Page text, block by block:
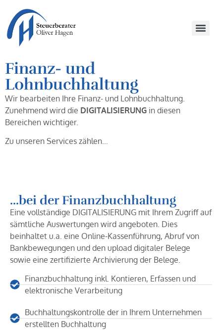
Finanz- und
Lohnbuchhaltung
Wir bearbeiten Ihre Finanz- und Lohnbuchhaltung.
Zunehmend wird die DIGITALISIERUNG in diesen
Bereichen wichtiger.
Zu unseren Services zählen…
...bei der Finanzbuchhaltung
Eine vollständige DIGITALISIERUNG mit Ihrem Zugriff auf
sämtliche Auswertungen wird angeboten. Dies
beinhaltet u.a. eine Online-Kassenführung, Abruf von
Bankbewegungen und den upload digitaler Belege
sowie eine zertifizierte Archivierung der Belege.
Finanzbuchhaltung inkl. Kontieren, Erfassen und
elektronische Verarbeitung
Buchhaltungskontrolle der in Ihrem Unternehmen
erstellten Buchhaltung